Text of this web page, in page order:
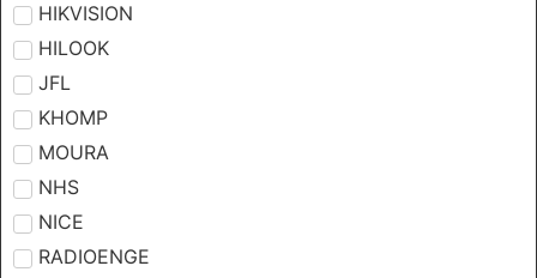
HIKVISION
HILOOK
JFL
KHOMP
MOURA
NHS
NICE
RADIOENGE